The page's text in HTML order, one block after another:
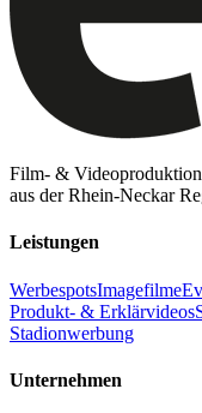
Film- & Videoproduktion
aus der Rhein-Neckar
Leistungen
WerbespotsImagefilme
Produkt- & Erklärvideos
Stadionwerbung
Unternehmen